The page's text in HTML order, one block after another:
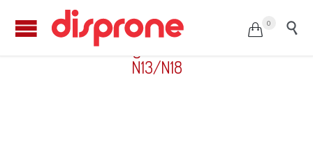
 0 
Kit de calado gasolina BMW-MINI –
N13/N18